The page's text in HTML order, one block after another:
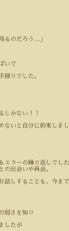
るのだろう … 」
いで
探りでした。
しかない！！
ないと自分に約束しまし
エラーの繰り返しでし
の出会いや再会。
話しすることも、今ま
弱さを知り
したが